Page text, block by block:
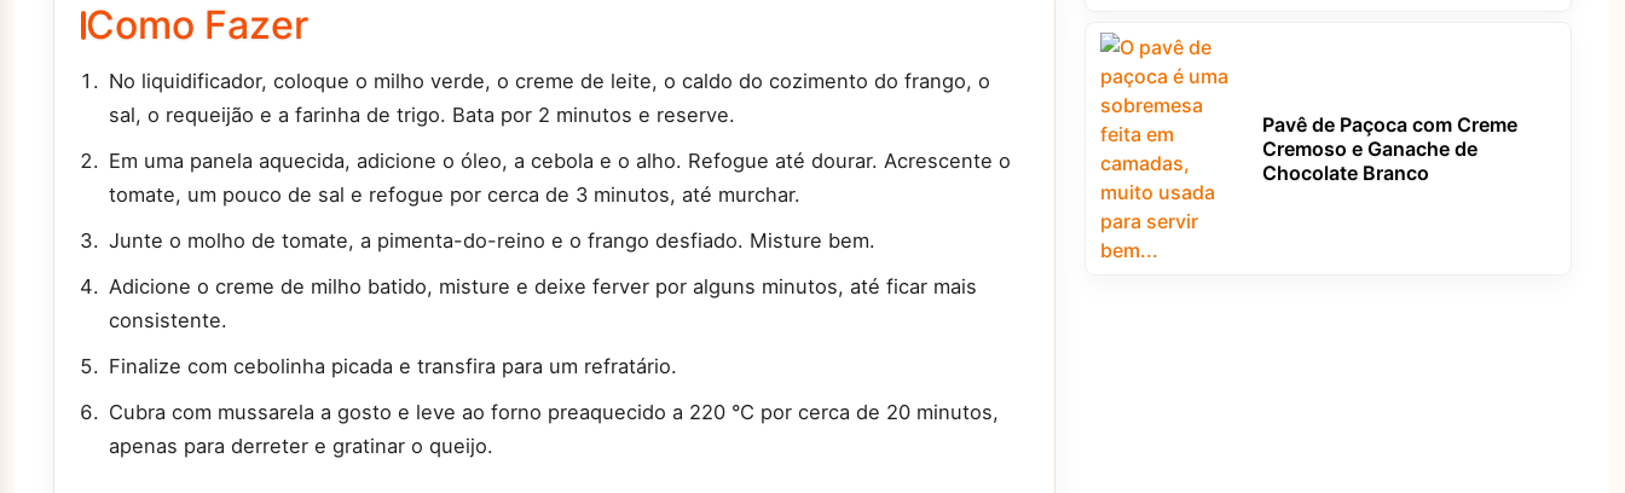
Como Fazer
No liquidificador, coloque o milho verde, o creme de leite, o caldo do cozimento do frango, o
sal, o requeijão e a farinha de trigo. Bata por 2 minutos e reserve.
Em uma panela aquecida, adicione o óleo, a cebola e o alho. Refogue até dourar. Acrescente o
tomate, um pouco de sal e refogue por cerca de 3 minutos, até murchar.
Junte o molho de tomate, a pimenta-do-reino e o frango desfiado. Misture bem.
Adicione o creme de milho batido, misture e deixe ferver por alguns minutos, até ficar mais
consistente.
Finalize com cebolinha picada e transfira para um refratário.
Cubra com mussarela a gosto e leve ao forno preaquecido a 220 °C por cerca de 20 minutos,
apenas para derreter e gratinar o queijo.
Pavê de Paçoca com Creme
Cremoso e Ganache de
Chocolate Branco